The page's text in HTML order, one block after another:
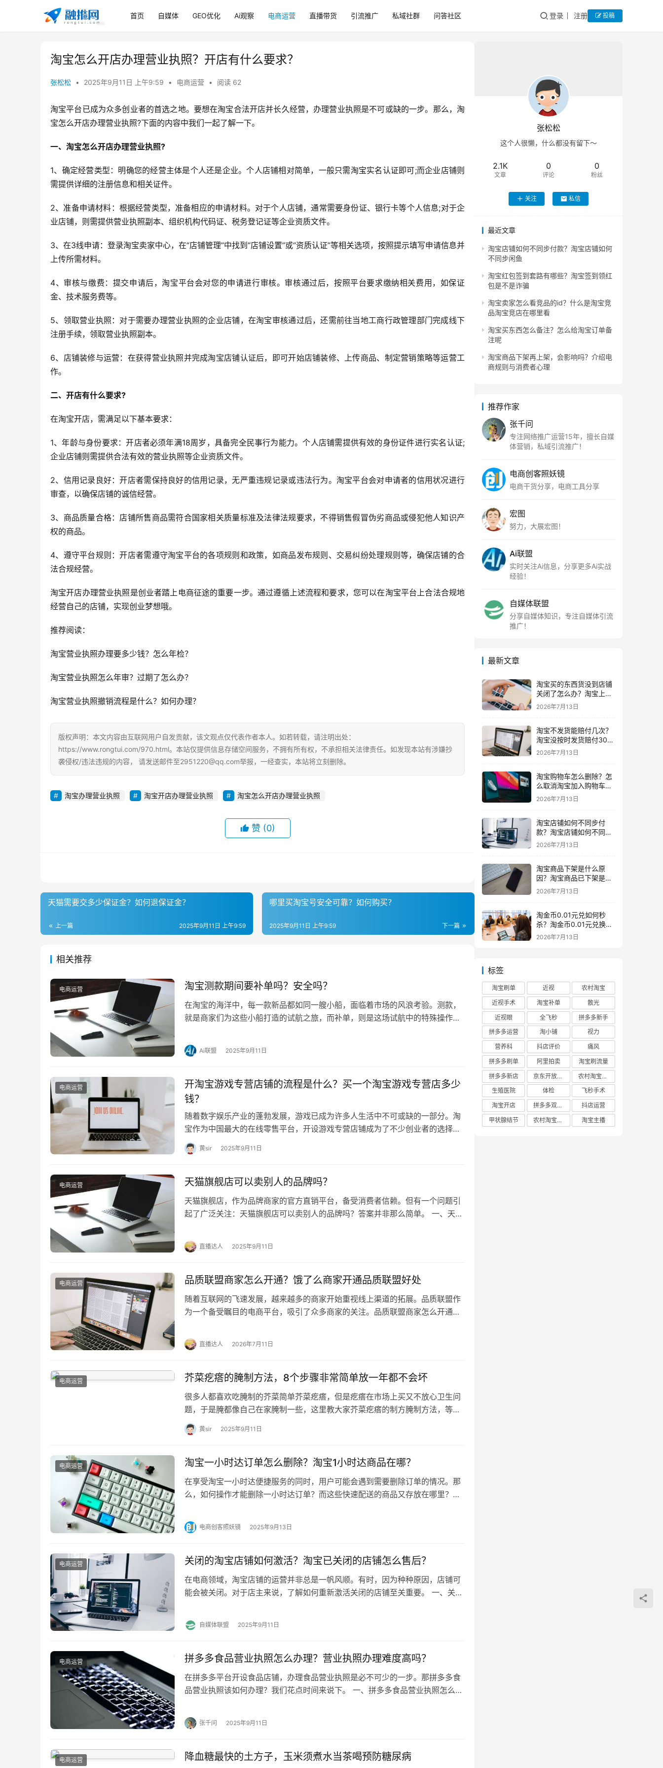
首页 自媒体 GEO优化 Ai观察 电商运营 直播带货 引流推广 私域社群 问答社区 登录 注册 投稿
淘宝怎么开店办理营业执照？开店有什么要求？
张松松 • 2025年9月11日 上午9:59 • 电商运营 • 阅读 62
淘宝平台已成为众多创业者的首选之地。要想在淘宝合法开店并长久经营，办理营业执照是不可或缺的一步。那么，淘
宝怎么开店办理营业执照?下面的内容中我们一起了解一下。
一、淘宝怎么开店办理营业执照?
1、确定经营类型：明确您的经营主体是个人还是企业。个人店铺相对简单，一般只需淘宝实名认证即可;而企业店铺则
需提供详细的注册信息和相关证件。
2、准备申请材料：根据经营类型，准备相应的申请材料。对于个人店铺，通常需要身份证、银行卡等个人信息;对于企
业店铺，则需提供营业执照副本、组织机构代码证、税务登记证等企业资质文件。
3、在3线申请：登录淘宝卖家中心，在“店铺管理”中找到“店铺设置”或“资质认证”等相关选项，按照提示填写申请信息并
上传所需材料。
4、审核与缴费：提交申请后，淘宝平台会对您的申请进行审核。审核通过后，按照平台要求缴纳相关费用，如保证
金、技术服务费等。
5、领取营业执照：对于需要办理营业执照的企业店铺，在淘宝审核通过后，还需前往当地工商行政管理部门完成线下
注册手续，领取营业执照副本。
6、店铺装修与运营：在获得营业执照并完成淘宝店铺认证后，即可开始店铺装修、上传商品、制定营销策略等运营工
作。
二、开店有什么要求?
在淘宝开店，需满足以下基本要求：
1、年龄与身份要求：开店者必须年满18周岁，具备完全民事行为能力。个人店铺需提供有效的身份证件进行实名认证;
企业店铺则需提供合法有效的营业执照等企业资质文件。
2、信用记录良好：开店者需保持良好的信用记录，无严重违规记录或违法行为。淘宝平台会对申请者的信用状况进行
审查，以确保店铺的诚信经营。
3、商品质量合格：店铺所售商品需符合国家相关质量标准及法律法规要求，不得销售假冒伪劣商品或侵犯他人知识产
权的商品。
4、遵守平台规则：开店者需遵守淘宝平台的各项规则和政策，如商品发布规则、交易纠纷处理规则等，确保店铺的合
法合规经营。
淘宝开店办理营业执照是创业者踏上电商征途的重要一步。通过遵循上述流程和要求，您可以在淘宝平台上合法合规地
经营自己的店铺，实现创业梦想哦。
推荐阅读：
淘宝营业执照办理要多少钱？怎么年检？
淘宝营业执照怎么年审？过期了怎么办？
淘宝营业执照撤销流程是什么？如何办理？
版权声明：本文内容由互联网用户自发贡献，该文观点仅代表作者本人。如若转载，请注明出处：
https://www.rongtui.com/970.html。本站仅提供信息存储空间服务，不拥有所有权，不承担相关法律责任。如发现本站有涉嫌抄
袭侵权/违法违规的内容， 请发送邮件至2951220@qq.com举报，一经查实，本站将立刻删除。
淘宝办理营业执照 淘宝开店办理营业执照 淘宝怎么开店办理营业执照
赞 (0)
天猫需要交多少保证金？如何退保证金？
上一篇 2025年9月11日 上午9:59
哪里买淘宝号安全可靠？如何购买？
下一篇
2025年9月11日 上午9:59
相关推荐
电商运营 淘宝测款期间要补单吗？安全吗？
在淘宝的海洋中，每一款新品都如同一艘小船，面临着市场的风浪考验。测款，
就是商家们为这些小船打造的试航之旅，而补单，则是这场试航中的特殊操作。
Ai联盟 2025年9月11日
电商运营
开淘宝游戏专营店铺的流程是什么？买一个淘宝游戏专营店多少
钱？
随着数字娱乐产业的蓬勃发展，游戏已成为许多人生活中不可或缺的一部分。淘
宝作为中国最大的在线零售平台，开设游戏专营店铺成为了不少创业者的选择。
然而，开设淘宝游戏专营店并非易事，需要遵…
黄sir 2025年9月11日
电商运营 天猫旗舰店可以卖别人的品牌吗？
天猫旗舰店，作为品牌商家的官方直销平台，备受消费者信赖。但有一个问题引
起了广泛关注：天猫旗舰店可以卖别人的品牌吗？答案并非那么简单。 一、天猫
直播达人 2025年9月11日
电商运营 品质联盟商家怎么开通？饿了么商家开通品质联盟好处
随着互联网的飞速发展，越来越多的商家开始重视线上渠道的拓展。品质联盟作
为一个备受瞩目的电商平台，吸引了众多商家的关注。品质联盟商家怎么开通？
直播达人 2026年7月11日
电商运营 芥菜疙瘩的腌制方法，8个步骤非常简单放一年都不会坏
很多人都喜欢吃腌制的芥菜简单芥菜疙瘩，但是疙瘩在市场上买又不放心卫生问
题，于是腌都像自己在家腌制一些，这里教大家芥菜疙瘩的制方腌制方法，等芥
菜大量上市的法个非常放年时候，可以自己在…
黄sir 2025年9月11日
电商运营 淘宝一小时达订单怎么删除？淘宝1小时达商品在哪？
在享受淘宝一小时达便捷服务的同时，用户可能会遇到需要删除订单的情况。那
么，如何操作才能删除一小时达订单？而这些快速配送的商品又存放在哪里？
电商创客照妖镜 2025年9月13日
电商运营 关闭的淘宝店铺如何激活？淘宝已关闭的店铺怎么售后？
在电商领域，淘宝店铺的运营并非总是一帆风顺。有时，因为种种原因，店铺可
能会被关闭。对于店主来说，了解如何重新激活关闭的店铺至关重要。 一、关闭
自媒体联盟 2025年9月11日
电商运营 拼多多食品营业执照怎么办理？营业执照办理难度高吗？
在拼多多平台开设食品店铺，办理食品营业执照是必不可少的一步。那拼多多食
品营业执照该如何办理？我们花点时间来说下。 一、拼多多食品营业执照怎么办
张千问 2025年9月11日
电商运营 降血糖最快的土方子，玉米须煮水当茶喝预防糖尿病
张松松
这个人很懒，什么都没有留下～
2.1K
文章
0
评论
0
粉丝
关注 私信
最近文章
淘宝店铺如何不同步付款？淘宝店铺如何
不同步闲鱼
淘宝红包签到套路有哪些？淘宝签到领红
包是不是诈骗
淘宝卖家怎么看竞品的id？什么是淘宝竞
品淘宝竞店在哪里看
淘宝买东西怎么备注？怎么给淘宝订单备
注呢
淘宝商品下架再上架，会影响吗？介绍电
商规则与消费者心理
推荐作家
张千问
专注网络推广运营15年，擅长自媒
体营销，私域引流推广！
电商创客照妖镜
电商干货分享，电商工具分享
宏图
努力，大展宏图！
Ai联盟
实时关注Ai信息，分享更多Ai实战
经验！
自媒体联盟
分享自媒体知识，专注自媒体引流
推广！
最新文章
淘宝买的东西货没到店铺
关闭了怎么办？淘宝上买
东西货没收到店铺关闭了
我可以申请退款吗
2026年7月13日
淘宝不发货能赔付几次？
淘宝没按时发货赔付30%
还会发货吗要赔付几次
2026年7月13日
淘宝购物车怎么删除？怎
么取消淘宝加入购物车的
东西
2026年7月13日
淘宝店铺如何不同步付
款？淘宝店铺如何不同步
闲鱼
2026年7月13日
淘宝商品下架是什么原
因？淘宝商品已下架是什
么意思一般下架是为什么
2026年7月13日
淘金币0.01元兑如何秒
杀？淘金币0.01元兑换在
哪如何兑换
2026年7月13日
标签
淘宝刷单 近视
农村淘宝
近视手术
淘宝补单
散光
近视眼
全飞秒
拼多多新手
拼多多运营
淘小铺
视力
营养科
抖店评价
痛风
拼多多刷单
阿里拍卖
淘宝刷流量
拼多多新店
京东开放平台
农村淘宝快递
生殖医院
体检
飞秒手术
淘宝开店
拼多多双十二
抖店运营
甲状腺结节
农村淘宝店铺 淘宝主播